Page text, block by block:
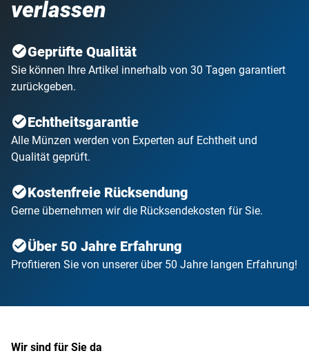
verlassen
Geprüfte Qualität
Sie können Ihre Artikel innerhalb von 30 Tagen garantiert
zurückgeben.
Echtheitsgarantie
Alle Münzen werden von Experten auf Echtheit und
Qualität geprüft.
Kostenfreie Rücksendung
Gerne übernehmen wir die Rücksendekosten für Sie.
Über 50 Jahre Erfahrung
Profitieren Sie von unserer über 50 Jahre langen Erfahrung!
Wir sind für Sie da